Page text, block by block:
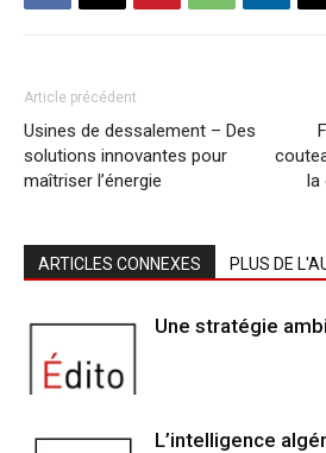
Article précédent
Usines de dessalement – Des
solutions innovantes pour
maîtriser l’énergie
la
ARTICLES CONNEXES PLUS DE
Une stratégie
L’intelligence